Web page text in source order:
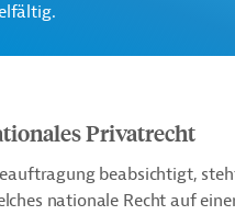
Privatrecht
beabsichtigt,
nationale Recht auf